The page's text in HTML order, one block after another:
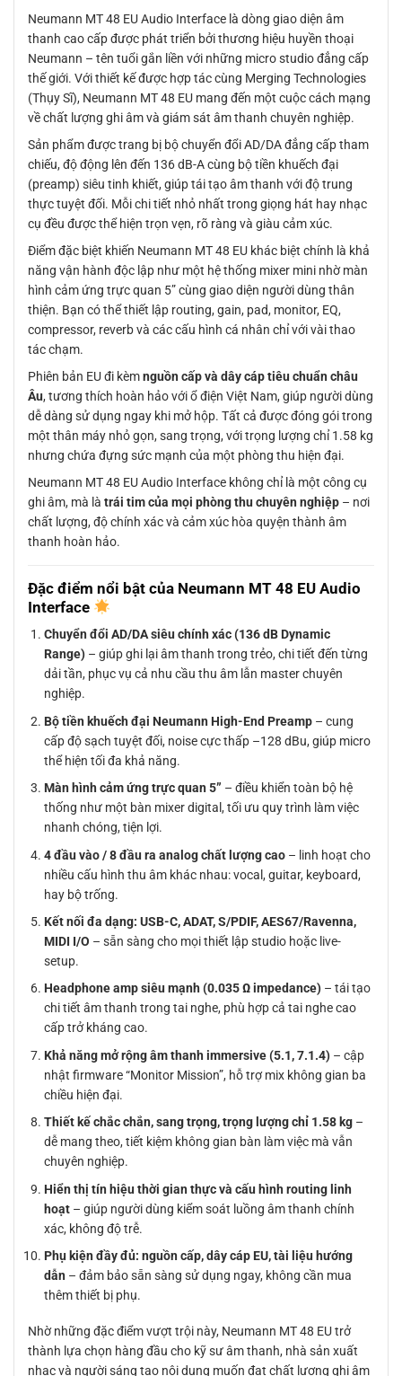
Neumann MT 48 EU Audio Interface là dòng giao diện âm
thanh cao cấp được phát triển bởi thương hiệu huyền thoại
Neumann – tên tuổi gắn liền với những micro studio đẳng cấp
thế giới. Với thiết kế được hợp tác cùng Merging Technologies
(Thụy Sĩ), Neumann MT 48 EU mang đến một cuộc cách mạng
về chất lượng ghi âm và giám sát âm thanh chuyên nghiệp.
Sản phẩm được trang bị bộ chuyển đổi AD/DA đẳng cấp tham
chiếu, độ động lên đến 136 dB-A cùng bộ tiền khuếch đại
(preamp) siêu tinh khiết, giúp tái tạo âm thanh với độ trung
thực tuyệt đối. Mỗi chi tiết nhỏ nhất trong giọng hát hay nhạc
cụ đều được thể hiện trọn vẹn, rõ ràng và giàu cảm xúc.
Điểm đặc biệt khiến Neumann MT 48 EU khác biệt chính là khả
năng vận hành độc lập như một hệ thống mixer mini nhờ màn
hình cảm ứng trực quan 5” cùng giao diện người dùng thân
thiện. Bạn có thể thiết lập routing, gain, pad, monitor, EQ,
compressor, reverb và các cấu hình cá nhân chỉ với vài thao
tác chạm.
Phiên bản EU đi kèmnguồn cấp và dây cáp tiêu chuẩn châu
Âu, tương thích hoàn hảo với ổ điện Việt Nam, giúp người dùng
dễ dàng sử dụng ngay khi mở hộp. Tất cả được đóng gói trong
một thân máy nhỏ gọn, sang trọng, với trọng lượng chỉ 1.58 kg
nhưng chứa đựng sức mạnh của một phòng thu hiện đại.
Neumann MT 48 EU Audio Interface không chỉ là một công cụ
ghi âm, mà là trái tim của mọi phòng thu chuyên nghiệp – nơi
chất lượng, độ chính xác và cảm xúc hòa quyện thành âm
thanh hoàn hảo.
Đặc điểm nổi bật của Neumann MT 48 EU Audio
Interface
Chuyển đổi AD/DA siêu chính xác (136 dB Dynamic
Range) – giúp ghi lại âm thanh trong trẻo, chi tiết đến từng
dải tần, phục vụ cả nhu cầu thu âm lẫn master chuyên
nghiệp.
Bộ tiền khuếch đại Neumann High-End Preamp – cung
cấp độ sạch tuyệt đối, noise cực thấp –128 dBu, giúp micro
thể hiện tối đa khả năng.
Màn hình cảm ứng trực quan 5” – điều khiển toàn bộ hệ
thống như một bàn mixer digital, tối ưu quy trình làm việc
nhanh chóng, tiện lợi.
4 đầu vào / 8 đầu ra analog chất lượng cao – linh hoạt cho
nhiều cấu hình thu âm khác nhau: vocal, guitar, keyboard,
hay bộ trống.
Kết nối đa dạng: USB-C, ADAT, S/PDIF, AES67/Ravenna,
MIDI I/O – sẵn sàng cho mọi thiết lập studio hoặc live-
setup.
Headphone amp siêu mạnh (0.035 Ω impedance) – tái tạo
chi tiết âm thanh trong tai nghe, phù hợp cả tai nghe cao
cấp trở kháng cao.
Khả năng mở rộng âm thanh immersive (5.1, 7.1.4) – cập
nhật firmware “Monitor Mission”, hỗ trợ mix không gian ba
chiều hiện đại.
Thiết kế chắc chắn, sang trọng, trọng lượng chỉ 1.58 kg –
dễ mang theo, tiết kiệm không gian bàn làm việc mà vẫn
chuyên nghiệp.
Hiển thị tín hiệu thời gian thực và cấu hình routing linh
hoạt – giúp người dùng kiểm soát luồng âm thanh chính
xác, không độ trễ.
Phụ kiện đầy đủ: nguồn cấp, dây cáp EU, tài liệu hướng
dẫn – đảm bảo sẵn sàng sử dụng ngay, không cần mua
thêm thiết bị phụ.
Nhờ những đặc điểm vượt trội này, Neumann MT 48 EU trở
thành lựa chọn hàng đầu cho kỹ sư âm thanh, nhà sản xuất
nhạc và người sáng tạo nội dung muốn đạt chất lượng ghi âm